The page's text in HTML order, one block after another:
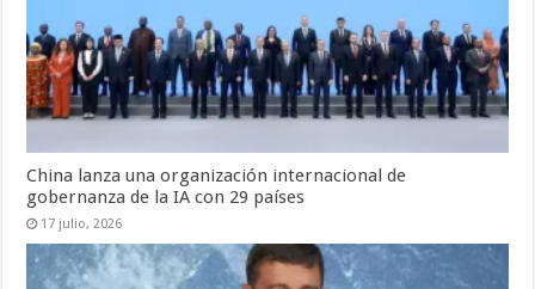
China lanza una organización internacional de
gobernanza de la IA con 29 países
17 julio, 2026